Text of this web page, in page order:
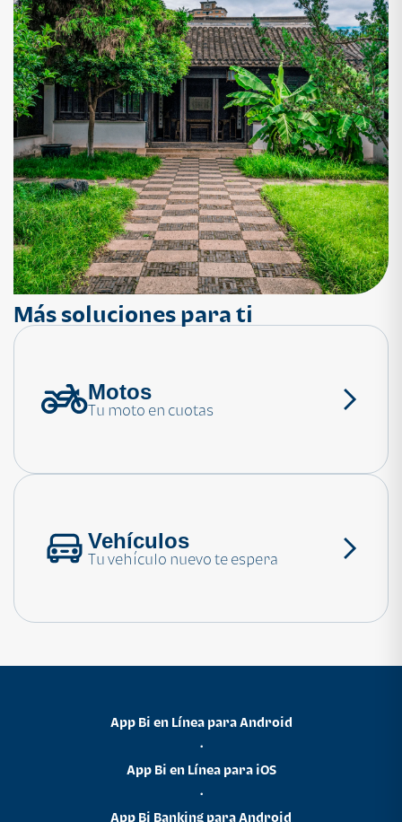
¿Necesitas ayuda?
Más soluciones para ti
Motos
Tu moto en cuotas
Vehículos
Tu vehículo nuevo te espera
App Bi en Línea para Android
•
App Bi en Línea para iOS
•
App Bi Banking para Android